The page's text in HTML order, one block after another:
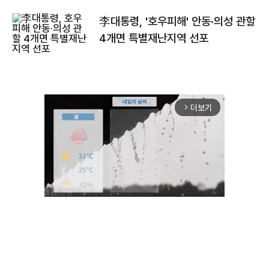
李대통령, '호우피해' 안동·의성 관할
4개면 특별재난지역 선포
arrow_forward_ios 더보기